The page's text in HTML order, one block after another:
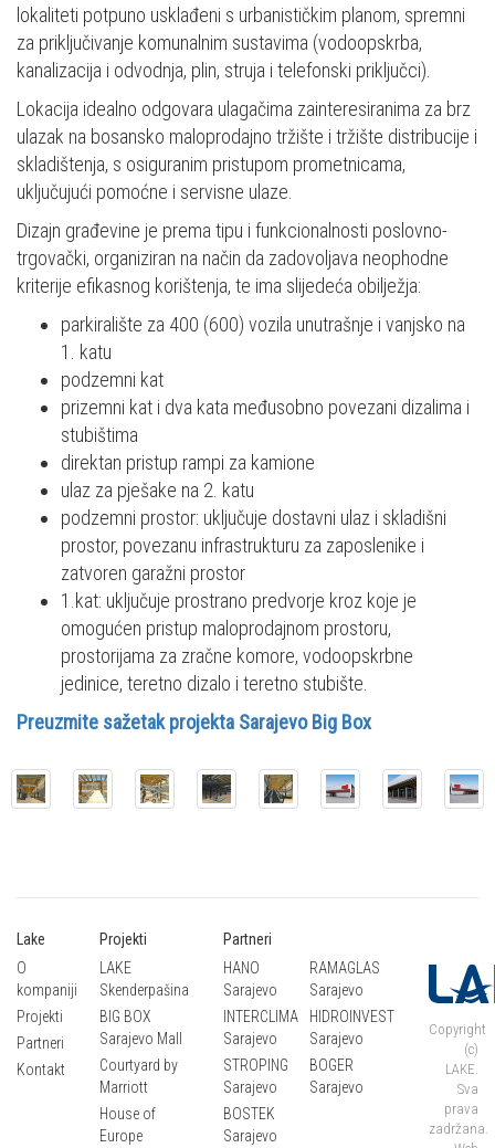
lokaliteti potpuno usklađeni s urbanističkim planom, spremni
za priključivanje komunalnim sustavima (vodoopskrba,
kanalizacija i odvodnja, plin, struja i telefonski priključci).
Lokacija idealno odgovara ulagačima zainteresiranima za brz
ulazak na bosansko maloprodajno tržište i tržište distribucije i
skladištenja, s osiguranim pristupom prometnicama,
uključujući pomoćne i servisne ulaze.
Dizajn građevine je prema tipu i funkcionalnosti poslovno-
trgovački, organiziran na način da zadovoljava neophodne
kriterije efikasnog korištenja, te ima slijedeća obilježja:
parkiralište za 400 (600) vozila unutrašnje i vanjsko na
1. katu
podzemni kat
prizemni kat i dva kata međusobno povezani dizalima i
stubištima
direktan pristup rampi za kamione
ulaz za pješake na 2. katu
podzemni prostor: uključuje dostavni ulaz i skladišni
prostor, povezanu infrastrukturu za zaposlenike i
zatvoren garažni prostor
1.kat: uključuje prostrano predvorje kroz koje je
omogućen pristup maloprodajnom prostoru,
prostorijama za zračne komore, vodoopskrbne
jedinice, teretno dizalo i teretno stubište.
Preuzmite sažetak projekta Sarajevo Big Box
Lake
O
kompaniji
Projekti
Partneri
Kontakt
Projekti
LAKE
Skenderpašina
BIG BOX
Sarajevo Mall
Courtyard by
Marriott
House of
Europe
Partneri
HANO
Sarajevo
RAMAGLAS
Sarajevo
INTERCLIMA
Sarajevo
HIDROINVEST
Sarajevo
STROPING
Sarajevo
BOGER
Sarajevo
BOSTEK
Sarajevo
Copyright
(c)
LAKE.
Sva
prava
zadržana.